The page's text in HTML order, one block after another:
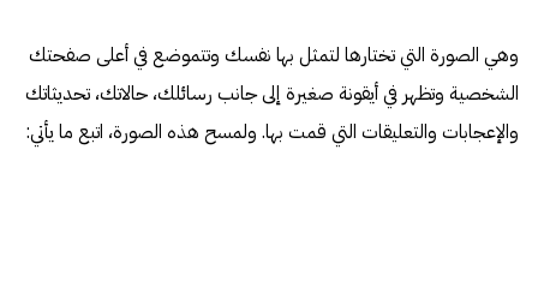
وهي الصورة التي تختارها لتمثل بها نفسك وتتموضع في أعلى صفحتك
الشخصية وتظهر في أيقونة صغيرة إلى جانب رسائلك، حالاتك، تحديثاتك
والإعجابات والتعليقات التي قمت بها. ولمسح هذه الصورة، اتبع ما يأتي: